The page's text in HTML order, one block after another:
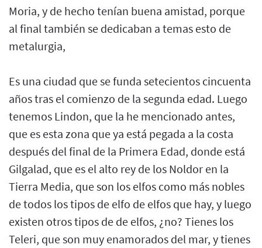
Moria, y de hecho tenían buena amistad, porque
al final también se dedicaban a temas esto de
metalurgia,
Es una ciudad que se funda setecientos cincuenta
años tras el comienzo de la segunda edad. Luego
tenemos Lindon, que la he mencionado antes,
que es esta zona que ya está pegada a la costa
después del final de la Primera Edad, donde está
Gilgalad, que es el alto rey de los Noldor en la
Tierra Media, que son los elfos como más nobles
de todos los tipos de elfo de elfos que hay, y luego
existen otros tipos de de elfos, ¿no? Tienes los
Teleri, que son muy enamorados del mar, y tienes